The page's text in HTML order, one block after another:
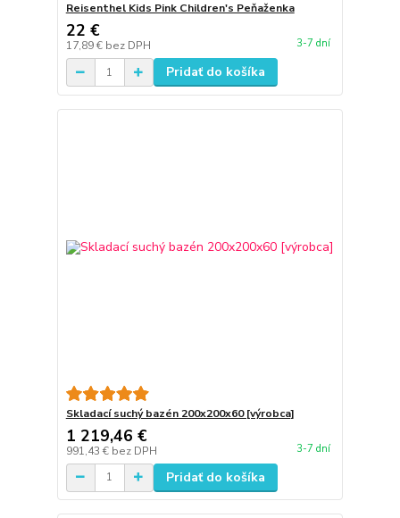
Reisenthel Kids Pink Children's Peňaženka
22 €
17,89 € bez DPH 3-7 dní
Pridať do košíka
Skladací suchý bazén 200x200x60 [výrobca]
1 219,46 €
991,43 € bez DPH 3-7 dní
Pridať do košíka